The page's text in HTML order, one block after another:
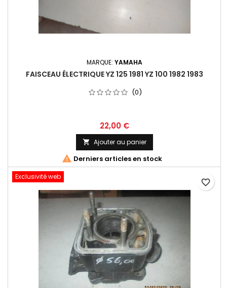
MARQUE: YAMAHA
FAISCEAU ÉLECTRIQUE YZ 125 1981 YZ 100 1982 1983
(0)
22,00 €
 Ajouter au panier
 Derniers articles en stock
Exclusivité web
favorite_border